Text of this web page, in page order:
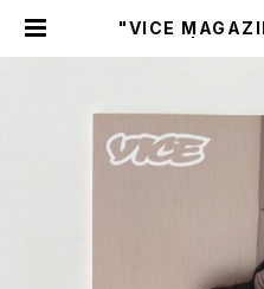
"VICE